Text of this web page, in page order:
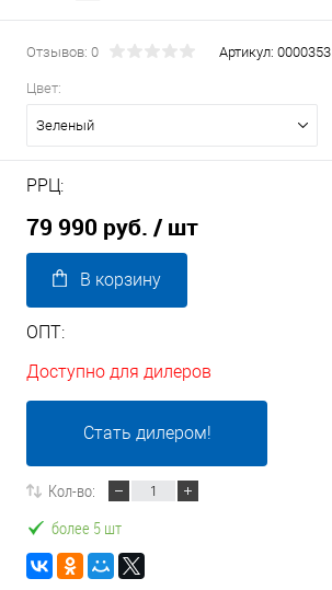
Отзывов: 0 Артикул: 0000353
Цвет:
Зеленый
РРЦ:
79 990 руб. / шт
В корзину
ОПТ:
Доступно для дилеров
Стать дилером!
Кол-во:
более 5 шт